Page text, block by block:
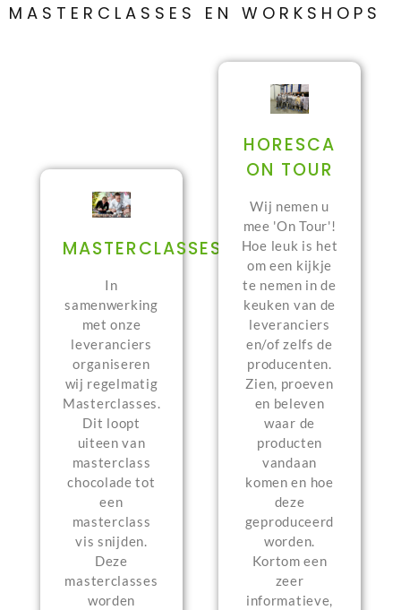
MASTERCLASSES EN WORKSHOPS
MASTERCLASSES
In
samenwerking
met onze
leveranciers
organiseren
wij regelmatig
Masterclasses.
Dit loopt
uiteen van
masterclass
chocolade tot
een
masterclass
vis snijden.
Deze
masterclasses
worden
HORESCA
ON TOUR
Wij nemen u
mee 'On Tour'!
Hoe leuk is het
om een kijkje
te nemen in de
keuken van de
leveranciers
en/of zelfs de
producenten.
Zien, proeven
en beleven
waar de
producten
vandaan
komen en hoe
deze
geproduceerd
worden.
Kortom een
zeer
informatieve,